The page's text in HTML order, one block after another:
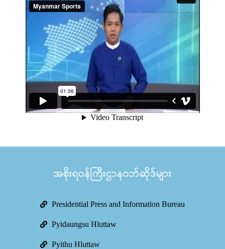
အစိုးရဝန်ကြီးဌာနဝဘ်ဆိုဒ်များ
Presidential Press and Information Bureau
Pyidaungsu Hluttaw
Pyithu Hluttaw